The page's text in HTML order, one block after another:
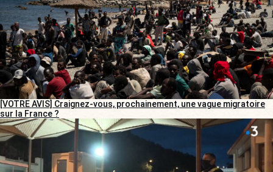
[VOTRE AVIS] Craignez-vous, prochainement, une vague migratoire
sur la France ?